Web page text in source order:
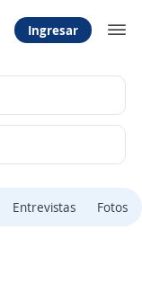
Ingresar
Entrevistas Fotos